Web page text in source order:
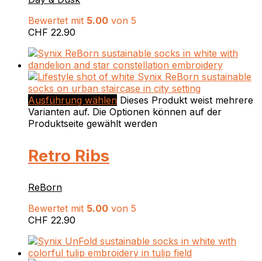
Bewertet mit 5.00 von 5
CHF 22.90
Ausführung wählen Dieses Produkt weist mehrere
Varianten auf. Die Optionen können auf der
Produktseite gewählt werden
Retro Ribs
ReBorn
Bewertet mit 5.00 von 5
CHF 22.90